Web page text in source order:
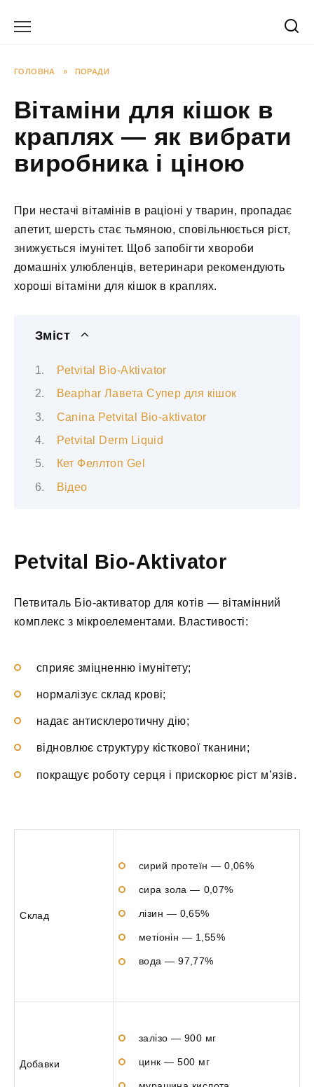
ГОЛОВНА » ПОРАДИ
Вітаміни для кішок в
краплях — як вибрати
виробника і ціною
При нестачі вітамінів в раціоні у тварин, пропадає
апетит, шерсть стає тьмяною, сповільнюється ріст,
знижується імунітет. Щоб запобігти хвороби
домашніх улюбленців, ветеринари рекомендують
хороші вітаміни для кішок в краплях.
Зміст
Petvital Bio-Aktivator
Beaphar Лавета Супер для кішок
Canina Petvital Bio-aktivator
Petvital Derm Liquid
Кет Феллтоп Gel
Відео
Petvital Bio-Aktivator
Петвиталь Біо-активатор для котів — вітамінний
комплекс з мікроелементами. Властивості:
сприяє зміцненню імунітету;
нормалізує склад крові;
надає антисклеротичну дію;
відновлює структуру кісткової тканини;
покращує роботу серця і прискорює ріст м’язів.
Склад
сирий протеїн — 0,06%
сира зола — 0,07%
лізин — 0,65%
метіонін — 1,55%
вода — 97,77%
Добавки
залізо — 900 мг
цинк — 500 мг